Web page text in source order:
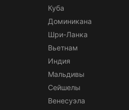
Куба
Доминикана
Шри-Ланка
Вьетнам
Индия
Мальдивы
Сейшелы
Венесуэла